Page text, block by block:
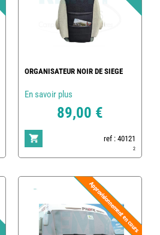
ORGANISATEUR NOIR DE SIEGE
En savoir plus
89,00 €
ref : 40121
2